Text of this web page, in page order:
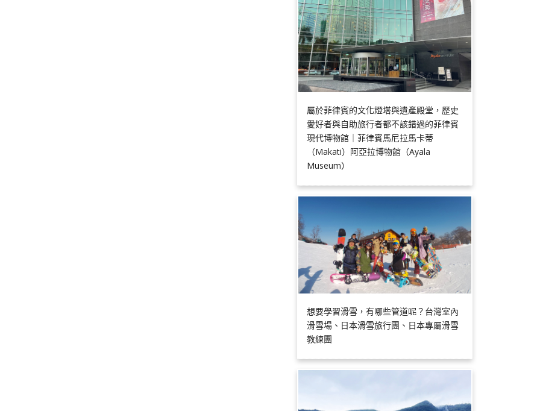
屬於菲律賓的文化燈塔與遺產殿堂，歷史
愛好者與自助旅行者都不該錯過的菲律賓
現代博物館｜菲律賓馬尼拉馬卡蒂
（Makati）阿亞拉博物館（Ayala
Museum）
想要學習滑雪，有哪些管道呢？台灣室內
滑雪場、日本滑雪旅行團、日本專屬滑雪
教練團